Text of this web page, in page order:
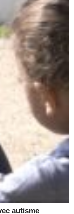
autisme